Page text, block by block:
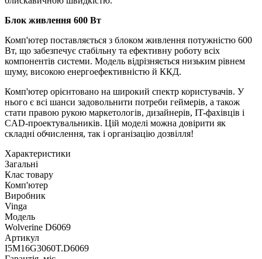
Блок живлення 600 Вт
Комп'ютер поставляється з блоком живлення потужністю 600
Вт, що забезпечує стабільну та ефективну роботу всіх
компонентів системи. Модель відрізняється низьким рівнем
шуму, високою енергоефективністю й ККД.
Комп'ютер орієнтовано на широкий спектр користувачів. У
нього є всі шанси задовольнити потреби геймерів, а також
стати правою рукою маркетологів, дизайнерів, IT-фахівців і
CAD-проектувальників. Цій моделі можна довірити як
складні обчислення, так і організацію дозвілля!
Характеристики
Загальні
Клас товару
Комп'ютер
Виробник
Vinga
Модель
Wolverine D6069
Артикул
I5M16G3060T.D6069